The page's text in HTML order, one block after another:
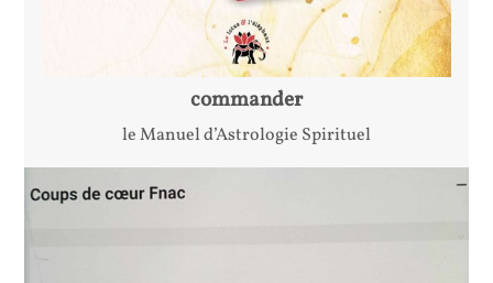
commander
le Manuel d’Astrologie Spirituel